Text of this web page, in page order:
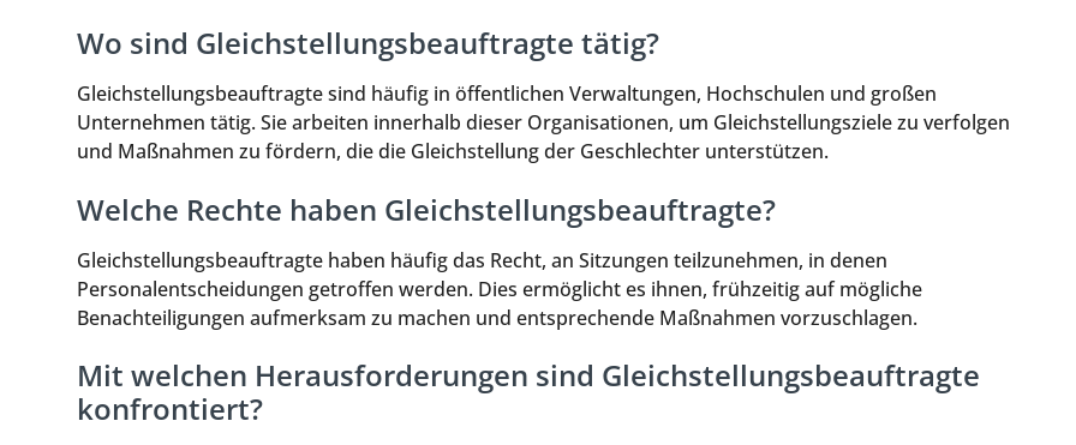
Wo sind Gleichstellungsbeauftragte tätig?
Gleichstellungsbeauftragte sind häufig in öffentlichen Verwaltungen, Hochschulen und großen
Unternehmen tätig. Sie arbeiten innerhalb dieser Organisationen, um Gleichstellungsziele zu verfolgen
und Maßnahmen zu fördern, die die Gleichstellung der Geschlechter unterstützen.
Welche Rechte haben Gleichstellungsbeauftragte?
Gleichstellungsbeauftragte haben häufig das Recht, an Sitzungen teilzunehmen, in denen
Personalentscheidungen getroffen werden. Dies ermöglicht es ihnen, frühzeitig auf mögliche
Benachteiligungen aufmerksam zu machen und entsprechende Maßnahmen vorzuschlagen.
Mit welchen Herausforderungen sind Gleichstellungsbeauftragte
konfrontiert?